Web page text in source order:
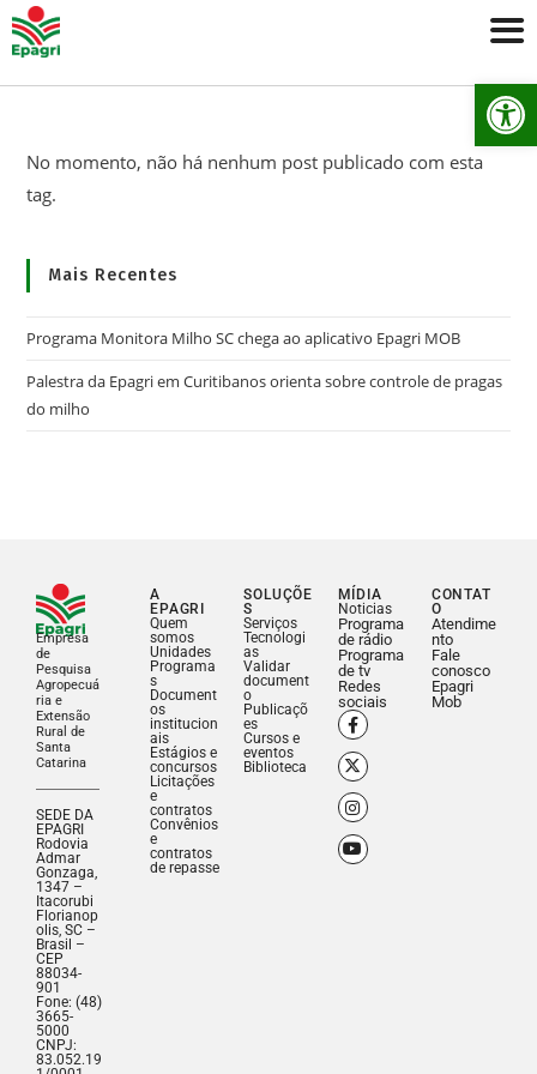
No momento, não há nenhum post publicado com esta
tag.
Mais Recentes
Programa Monitora Milho SC chega ao aplicativo Epagri MOB
Palestra da Epagri em Curitibanos orienta sobre controle de pragas
do milho
Empresa
de
Pesquisa
Agropecuá
ria e
Extensão
Rural de
Santa
Catarina
SEDE DA
EPAGRI
Rodovia
Admar
Gonzaga,
1347 –
Itacorubi
Florianop
olis, SC –
Brasil –
CEP
88034-
901
Fone: (48)
3665-
5000
CNPJ:
83.052.19
A
EPAGRI
Quem
somos
Unidades
Programa
s
Document
os
institucion
ais
Estágios e
concursos
Licitações
e
contratos
Convênios
e
contratos
de repasse
SOLUÇÕE
S
Serviços
Tecnologi
as
Validar
document
o
Publicaçõ
es
Cursos e
eventos
Biblioteca
MÍDIA
Noticias
Programa
de rádio
Programa
de tv
Redes
sociais
CONTAT
O
Atendime
nto
Fale
conosco
Epagri
Mob